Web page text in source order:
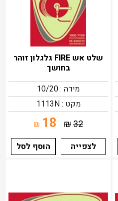
שלט אש FIRE גלגלון זוהר
בחושך
מידה : 10/20
מקט : 1113N
32
₪
18
₪
לצפייה
הוסף לסל